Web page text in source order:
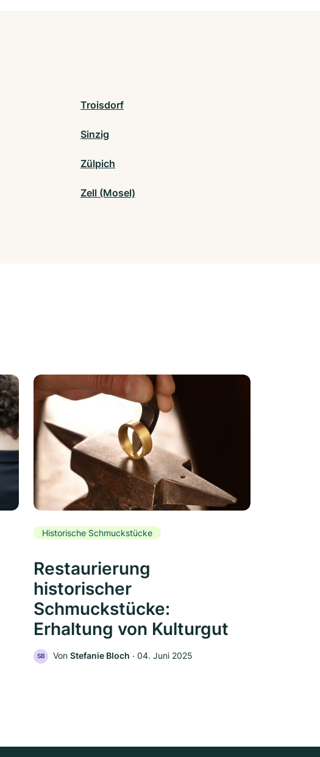
Troisdorf
Sinzig
Zülpich
Zell (Mosel)
Historische Schmuckstücke
Restaurierung
historischer
Schmuckstücke:
Erhaltung von Kulturgut
SB Von Stefanie Bloch ‧ 04. Juni 2025